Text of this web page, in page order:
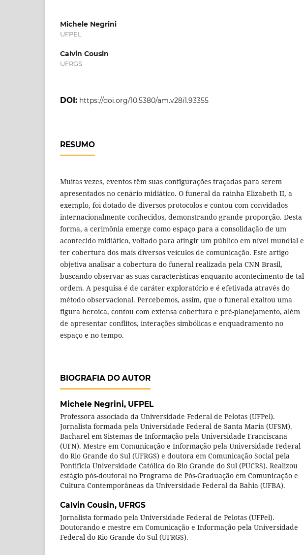
Michele Negrini
UFPEL
Calvin Cousin
UFRGS
DOI: https://doi.org/10.5380/am.v28i1.93355
RESUMO
Muitas vezes, eventos têm suas configurações traçadas para serem
apresentados no cenário midiático. O funeral da rainha Elizabeth II, a
exemplo, foi dotado de diversos protocolos e contou com convidados
internacionalmente conhecidos, demonstrando grande proporção. Desta
forma, a cerimônia emerge como espaço para a consolidação de um
acontecido midiático, voltado para atingir um público em nível mundial e
ter cobertura dos mais diversos veículos de comunicação. Este artigo
objetiva analisar a cobertura do funeral realizada pela CNN Brasil,
buscando observar as suas características enquanto acontecimento de tal
ordem. A pesquisa é de caráter exploratório e é efetivada através do
método observacional. Percebemos, assim, que o funeral exaltou uma
figura heroica, contou com extensa cobertura e pré-planejamento, além
de apresentar conflitos, interações simbólicas e enquadramento no
espaço e no tempo.
BIOGRAFIA DO AUTOR
Michele Negrini, UFPEL
Professora associada da Universidade Federal de Pelotas (UFPel).
Jornalista formada pela Universidade Federal de Santa Maria (UFSM).
Bacharel em Sistemas de Informação pela Universidade Franciscana
(UFN). Mestre em Comunicação e Informação pela Universidade Federal
do Rio Grande do Sul (UFRGS) e doutora em Comunicação Social pela
Pontifícia Universidade Católica do Rio Grande do Sul (PUCRS). Realizou
estágio pós-doutoral no Programa de Pós-Graduação em Comunicação e
Cultura Contemporâneas da Universidade Federal da Bahia (UFBA).
Calvin Cousin, UFRGS
Jornalista formado pela Universidade Federal de Pelotas (UFPel).
Doutorando e mestre em Comunicação e Informação pela Universidade
Federal do Rio Grande do Sul (UFRGS).